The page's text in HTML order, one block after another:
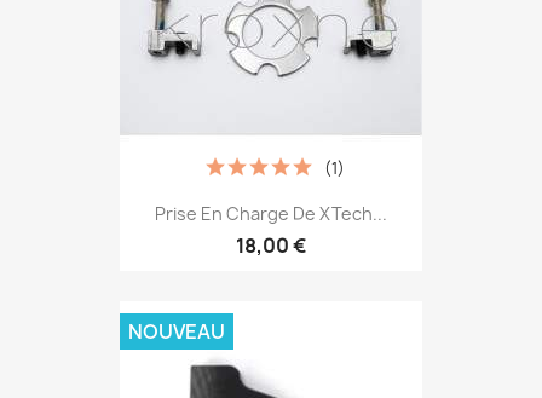
Prise En Charge De XTech...
18,00 €
(1)
NOUVEAU